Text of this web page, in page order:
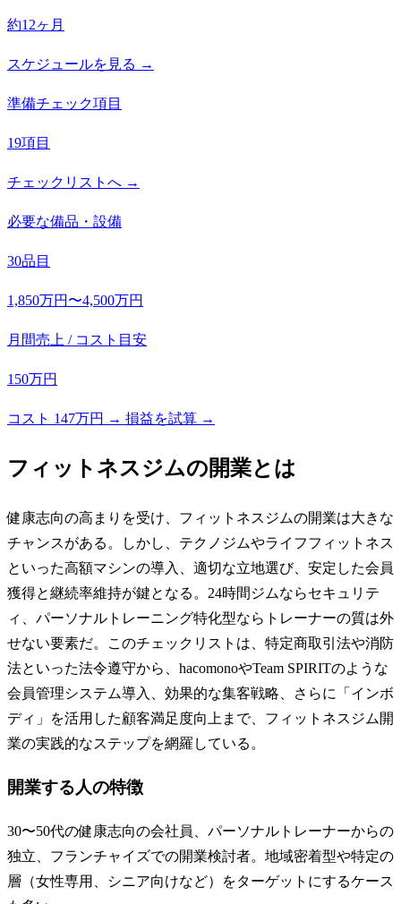
約12ヶ月
スケジュールを見る →
準備チェック項目
19項目
チェックリストへ →
必要な備品・設備
30品目
1,850万円〜4,500万円
月間売上 / コスト目安
150万円
コスト 147万円 → 損益を試算 →
フィットネスジムの開業とは
健康志向の高まりを受け、フィットネスジムの開業は大きな
チャンスがある。しかし、テクノジムやライフフィットネス
といった高額マシンの導入、適切な立地選び、安定した会員
獲得と継続率維持が鍵となる。24時間ジムならセキュリテ
ィ、パーソナルトレーニング特化型ならトレーナーの質は外
せない要素だ。このチェックリストは、特定商取引法や消防
法といった法令遵守から、hacomonoやTeam SPIRITのような
会員管理システム導入、効果的な集客戦略、さらに「インボ
ディ」を活用した顧客満足度向上まで、フィットネスジム開
業の実践的なステップを網羅している。
開業する人の特徴
30〜50代の健康志向の会社員、パーソナルトレーナーからの
独立、フランチャイズでの開業検討者。地域密着型や特定の
層（女性専用、シニア向けなど）をターゲットにするケース